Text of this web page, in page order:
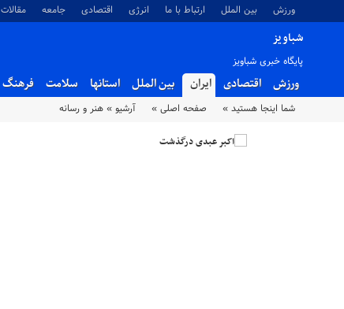
ورزش بین الملل ارتباط با ما انرژی اقتصادی جامعه مقالات
شباویز
پایگاه خبری شباویز
ورزش اقتصادی ایران بین الملل استانها سلامت فرهنگ
شما اینجا هستید » صفحه اصلی » آرشیو » هنر و رسانه